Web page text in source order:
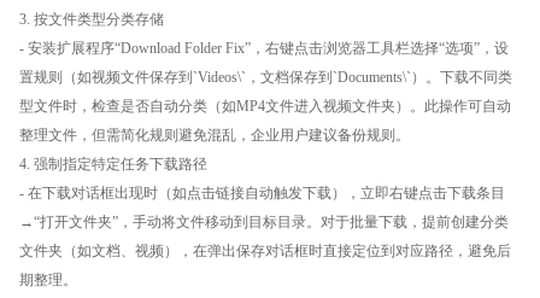
3. 按文件类型分类存储
- 安装扩展程序“Download Folder Fix”，右键点击浏览器工具栏选择“选项”，设
置规则（如视频文件保存到`Videos\`，文档保存到`Documents\`）。下载不同类
型文件时，检查是否自动分类（如MP4文件进入视频文件夹）。此操作可自动
整理文件，但需简化规则避免混乱，企业用户建议备份规则。
4. 强制指定特定任务下载路径
- 在下载对话框出现时（如点击链接自动触发下载），立即右键点击下载条目
→“打开文件夹”，手动将文件移动到目标目录。对于批量下载，提前创建分类
文件夹（如文档、视频），在弹出保存对话框时直接定位到对应路径，避免后
期整理。